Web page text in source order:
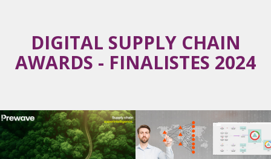
DIGITAL SUPPLY CHAIN
AWARDS - FINALISTES 2024